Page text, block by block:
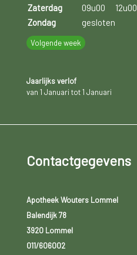
Zaterdag
09u00
12u00
Zondag
gesloten
Volgende week
Jaarlijks verlof
van 1 Januari tot 1 Januari
Contactgegevens
Apotheek Wouters Lommel
Balendijk 78
3920 Lommel
011/606002